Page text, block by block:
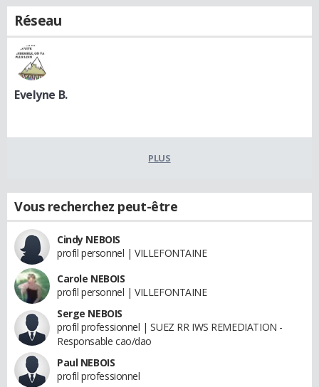
Réseau
Evelyne B.
PLUS
Vous recherchez peut-être
Cindy NEBOIS
profil personnel | VILLEFONTAINE
Carole NEBOIS
profil personnel | VILLEFONTAINE
Serge NEBOIS
profil professionnel | SUEZ RR IWS REMEDIATION -
Responsable cao/dao
Paul NEBOIS
profil professionnel